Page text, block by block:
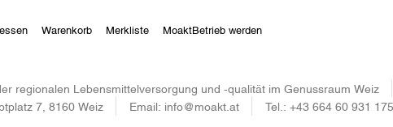
Warenkorb Merkliste MoaktBetrieb werden
regionalen Lebensmittelversorgung und -qualität im Genussraum Weiz
7, 8160 Weiz Email: info@moakt.at Tel.: +43 664 60 931 175